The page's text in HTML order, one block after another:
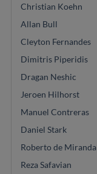
Christian Koehn
Allan Bull
Cleyton Fernandes
Dimitris Piperidis
Dragan Neshic
Jeroen Hilhorst
Manuel Contreras
Daniel Stark
Roberto de Miranda
Reza Safavian